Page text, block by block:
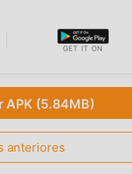
GET IT ON
APK (5.84MB)
anteriores